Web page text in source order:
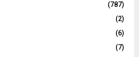
(787)
(2)
(6)
(7)